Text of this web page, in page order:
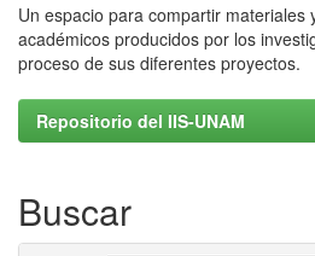
Un espacio para compartir materiales
académicos producidos por los
proceso de sus diferentes proyectos.
Repositorio del IIS-UNAM
Buscar